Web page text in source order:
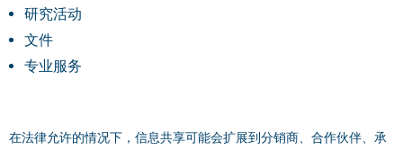
研究活动
文件
专业服务
在法律允许的情况下，信息共享可能会扩展到分销商、合作伙伴、承